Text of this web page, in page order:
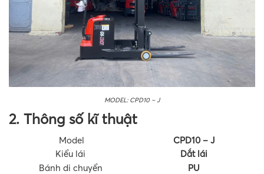
MODEL: CPD10 – J
2. Thông số kĩ thuật
Model
CPD10 – J
Kiểu lái
Dắt lái
Bánh di chuyển
PU